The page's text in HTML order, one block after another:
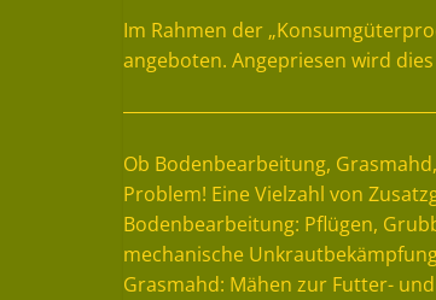
Im Rahmen der
angeboten. Angepriesen wird
Ob Bodenbearbeitung,
Problem! Eine Vielzahl von
Bodenbearbeitung: Pflügen,
mechanische
Grasmahd: Mähen zur Futter-